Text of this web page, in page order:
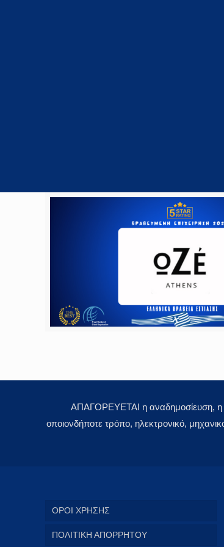
ΑΠΑΓΟΡΕΥΕΤΑΙ η αναδημοσίευση, η
οποιονδήποτε τρόπο, ηλεκτρονικό,
ΟΡΟΙ ΧΡΗΣΗΣ
ΠΟΛΙΤΙΚΗ ΑΠΟΡΡΗΤΟΥ